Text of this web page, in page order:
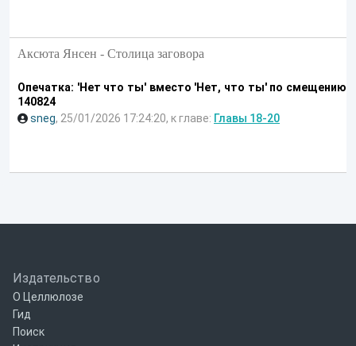
Аксюта Янсен - Столица заговора
Опечатка: 'Нет что ты' вместо 'Нет, что ты' по смещению
140824
sneg, 25/01/2026 17:24:20, к главе: Главы 18-20
Издательство
О Целлюлозе
Гид
Поиск